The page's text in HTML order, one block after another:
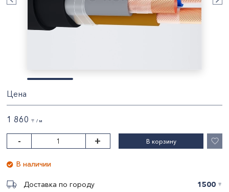
Цена
1 860 〒 / м
- + В корзину
В наличии
Доставка по городу 1500 〒